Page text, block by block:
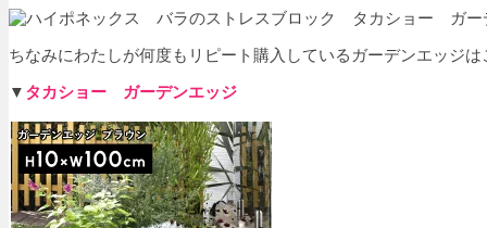
ちなみにわたしが何度もリピート購入しているガーデンエッジは
▼ タカショー ガーデンエッジ